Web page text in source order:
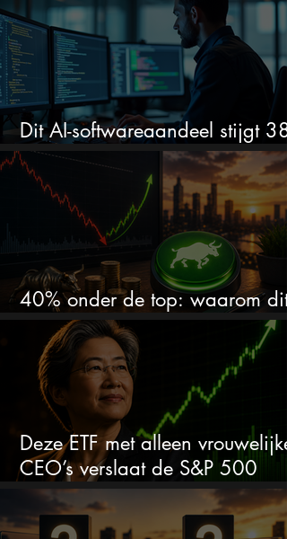
Dit AI-softwareaandeel stijgt
en zet de SaaS-crash op zijn
40% onder de top: waarom dit
aandeel weer interessant wordt
Deze ETF met alleen vrouwelijke
CEO’s verslaat de S&P 500
keihard